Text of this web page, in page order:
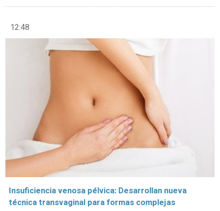
12:48
Insuficiencia venosa pélvica: Desarrollan nueva
técnica transvaginal para formas complejas